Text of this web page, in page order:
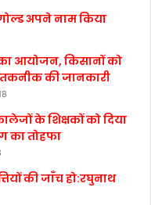
अपने नाम किया
आयोजन, किसानों को
तकनीक की जानकारी
के शिक्षकों को दिया
का तोहफा
की जाँच हो:रघुनाथ